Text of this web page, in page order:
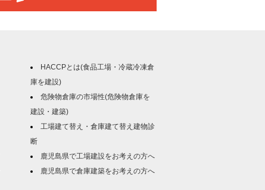
HACCPとは(食品工場・冷蔵冷凍倉
庫を建設)
危険物倉庫の市場性(危険物倉庫を
建設・建築)
工場建て替え・倉庫建て替え建物診
断
鹿児島県で工場建設をお考えの方へ
鹿児島県で倉庫建築をお考えの方へ